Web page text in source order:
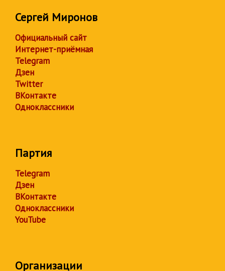
Сергей Миронов
Официальный сайт
Интернет-приёмная
Telegram
Дзен
Twitter
ВКонтакте
Одноклассники
Партия
Telegram
Дзен
ВКонтакте
Одноклассники
YouTube
Организации